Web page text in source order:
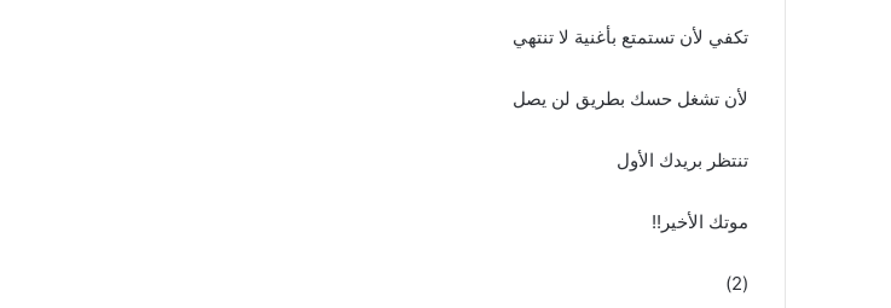
تكفي لأن تستمتع بأغنية لا تنتهي
لأن تشغل حسك بطريق لن يصل
تنتظر بريدك الأول
موتك الأخير!!
(2)